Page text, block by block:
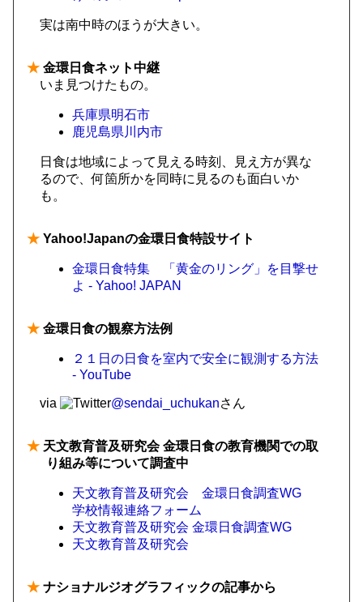
実は南中時のほうが大きい。
★ 金環日食ネット中継
いま見つけたもの。
兵庫県明石市
鹿児島県川内市
日食は地域によって見える時刻、見え方が異な
るので、何箇所かを同時に見るのも面白いか
も。
★ Yahoo!Japanの金環日食特設サイト
金環日食特集 「黄金のリング」を目撃せ
よ - Yahoo! JAPAN
★ 金環日食の観察方法例
２１日の日食を室内で安全に観測する方法
- YouTube
via @sendai_uchukanさん
★ 天文教育普及研究会 金環日食の教育機関での取
り組み等について調査中
天文教育普及研究会 金環日食調査WG
学校情報連絡フォーム
天文教育普及研究会 金環日食調査WG
天文教育普及研究会
★ ナショナルジオグラフィックの記事から